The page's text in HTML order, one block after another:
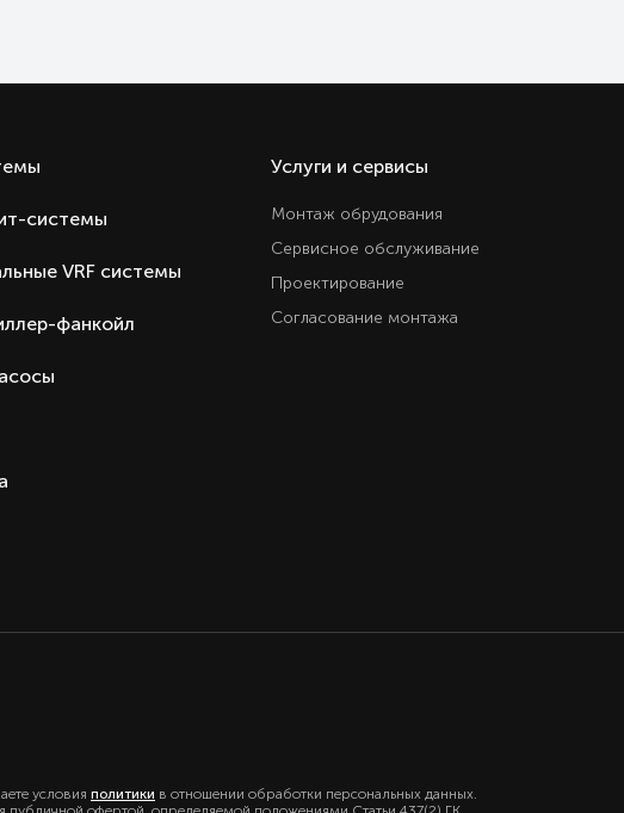
Есть
системы
VRF системы
фанкойл
Услуги и сервисы
Монтаж обрудования
Сервисное обслуживание
Проектирование
Согласование монтажа
условия политики в отношении обработки персональных данных.